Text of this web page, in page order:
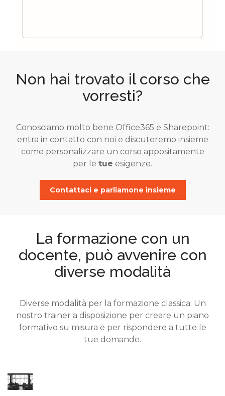
Non hai trovato il corso che
vorresti?
Conosciamo molto bene Office365 e Sharepoint:
entra in contatto con noi e discuteremo insieme
come personalizzare un corso appositamente
per le tue esigenze.
Contattaci e parliamone insieme
La formazione con un
docente, può avvenire con
diverse modalità
Diverse modalità per la formazione classica. Un
nostro trainer a disposizione per creare un piano
formativo su misura e per rispondere a tutte le
tue domande.